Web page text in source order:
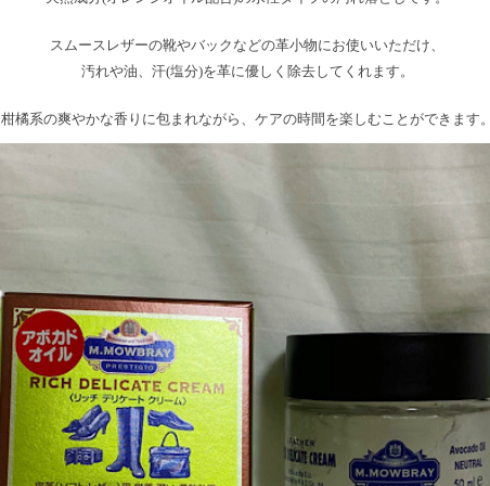
スムースレザーの靴やバックなどの革小物にお使いいただけ、
汚れや油、汗(塩分)を革に優しく除去してくれます。
柑橘系の爽やかな香りに包まれながら、ケアの時間を楽しむことができます